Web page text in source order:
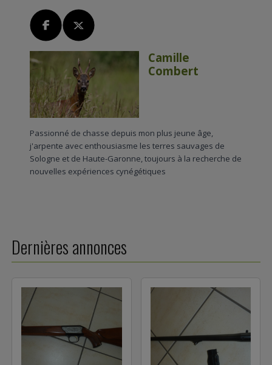
Camille
Combert
Passionné de chasse depuis mon plus jeune âge,
j'arpente avec enthousiasme les terres sauvages de
Sologne et de Haute-Garonne, toujours à la recherche de
nouvelles expériences cynégétiques
Dernières annonces